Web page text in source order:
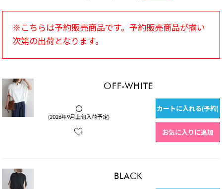
※こちらは予約販売商品です。予約販売商品が揃い
次第の出荷となります。
OFF-WHITE
〇
(2026年9月上旬入荷予定)
カートに入れる(予約)
お気に入りに追加
BLACK